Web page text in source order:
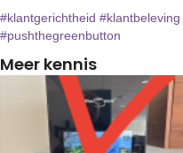
#klantgerichtheid #klantbeleving
#pushthegreenbutton
Meer kennis